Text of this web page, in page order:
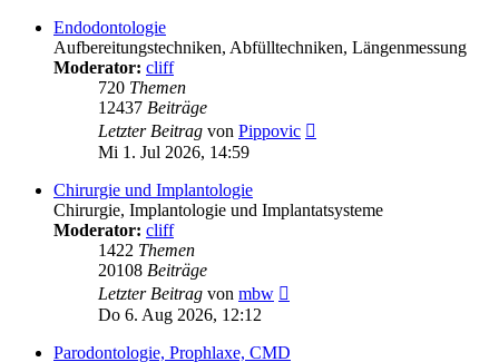
Endodontologie
Aufbereitungstechniken, Abfülltechniken, Längenmessung
Moderator: cliff
720 Themen
12437 Beiträge
Letzter Beitrag von Pippovic
Mi 1. Jul 2026, 14:59
Chirurgie und Implantologie
Chirurgie, Implantologie und Implantatsysteme
Moderator: cliff
1422 Themen
20108 Beiträge
Letzter Beitrag von mbw
Do 6. Aug 2026, 12:12
Parodontologie, Prophlaxe, CMD